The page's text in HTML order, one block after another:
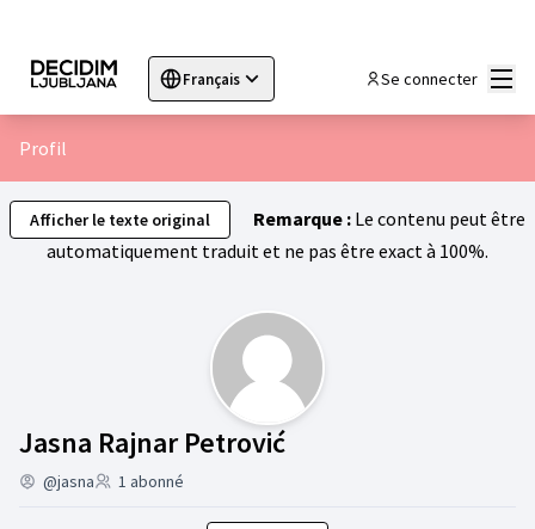
Français
Sprache wählen Choose languageChoisir la langue
Se connecter
Profil
Afficher le texte original Remarque : Le contenu peut être
automatiquement traduit et ne pas être exact à 100%.
Jasna Rajnar PetrovićActivité (Jasna
@jasna 1 abonné